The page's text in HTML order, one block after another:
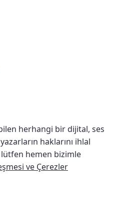
herhangi bir dijital, ses
haklarını ihlal
hemen bizimle
ve Çerezler